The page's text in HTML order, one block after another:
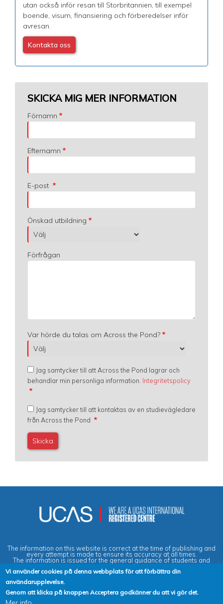
utan också inför resan till Storbritannien, till exempel
boende, visum, finansiering och förberedelser inför
avresan.
Kontakta oss
SKICKA MIG MER INFORMATION
Förnamn
Efternamn
E-post
Önskad utbildning
Förfrågan
Var hörde du talas om Across the Pond?
Jag samtycker till att Across the Pond lagrar och
behandlar min personliga information. Integritetspolicy
Jag samtycker till att kontaktas av en studievägledare
från Across the Pond
The information on this website is correct at the time of publishing and
every attempt is made to ensure its accuracy at all times.
The information is issued for the general guidance of students and
does not form part of any contract or guarantee.
Privacy & Data Protection Policy|Cookies Policy|Anti-Slavery &
Human Trafficking Statement | Terms & Conditions Agent Quality
Vi använder cookies på denna webbplats för att förbättra din
användarupplevelse.
Genom att klicka på knappen Acceptera godkänner du att vi gör det.